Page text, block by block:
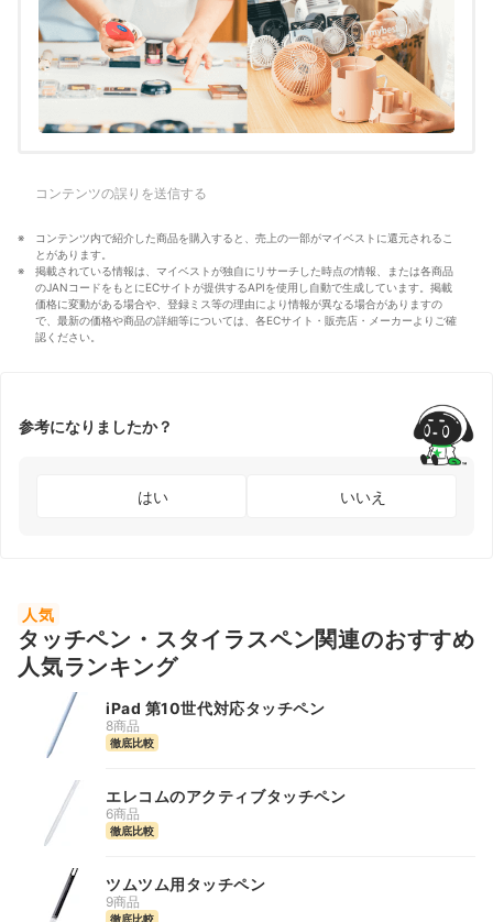
コンテンツの誤りを送信する
コンテンツ内で紹介した商品を購入すると、売上の一部がマイベストに還元されるこ
とがあります。
掲載されている情報は、マイベストが独自にリサーチした時点の情報、または各商品
のJANコードをもとにECサイトが提供するAPIを使用し自動で生成しています。掲載
価格に変動がある場合や、登録ミス等の理由により情報が異なる場合がありますの
で、最新の価格や商品の詳細等については、各ECサイト・販売店・メーカーよりご確
認ください。
参考になりましたか？
はい いいえ
人気
タッチペン・スタイラスペン関連のおすすめ
人気ランキング
iPad 第10世代対応タッチペン
8商品
徹底比較
エレコムのアクティブタッチペン
6商品
徹底比較
ツムツム用タッチペン
9商品
徹底比較